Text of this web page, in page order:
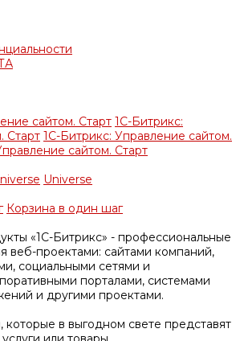
сайтом. Старт 1С-Битрикс:
Старт 1С-Битрикс: Управление сайтом.
сайтом. Старт
Universe
Корзина в один шаг
«1С-Битрикс» - профессиональные
веб-проектами: сайтами компаний,
социальными сетями и
порталами, системами
и другими проектами.
в выгодном свете представят